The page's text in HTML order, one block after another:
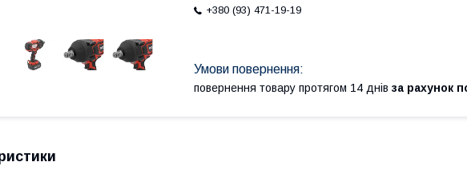
+380 (93) 471-19-19
повернення товару протягом 14 днів за рахунок